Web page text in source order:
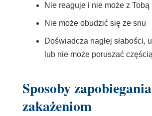
Nie reaguje i nie może z
Nie może obudzić się ze snu
Doświadcza nagłej słabości,
lub nie może poruszać
Sposoby zapobiegania
zakażeniom